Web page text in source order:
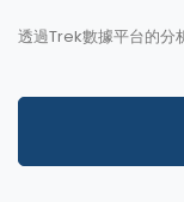
透過Trek數據平台的分